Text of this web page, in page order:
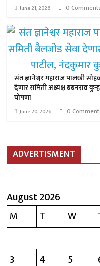
June 21, 2026 0
संत ज्ञानेश्वर महाराज पालखी
देणार समिती अध्यक्ष बबनराव
घोषणा
June 20, 2026 0
ADVERTISMENT
August 2026
M
T W
3
4 5